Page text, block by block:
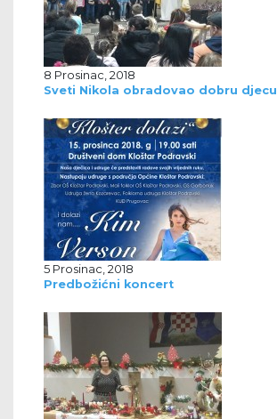
8 Prosinac, 2018
Sveti Nikola obradovao dobru djecu
5 Prosinac, 2018
Predbožićni koncert